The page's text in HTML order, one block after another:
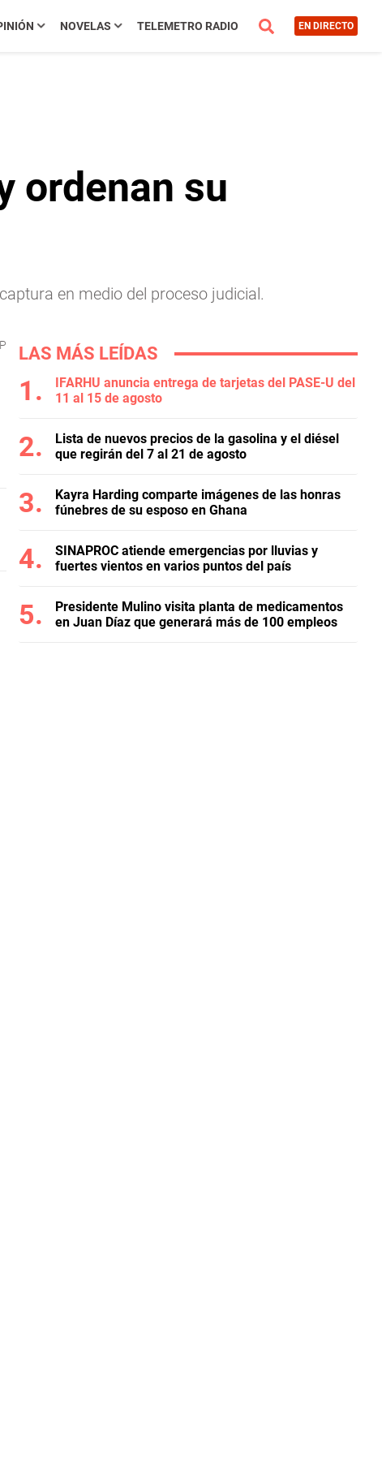
NOVELAS TELEMETRO RADIO EN DIRECTO
ordenan su
en medio del proceso judicial.
LAS MÁS LEÍDAS
IFARHU anuncia entrega de tarjetas del PASE-U del
11 al 15 de agosto
Lista de nuevos precios de la gasolina y el diésel
que regirán del 7 al 21 de agosto
Kayra Harding comparte imágenes de las honras
fúnebres de su esposo en Ghana
SINAPROC atiende emergencias por lluvias y
fuertes vientos en varios puntos del país
Presidente Mulino visita planta de medicamentos
en Juan Díaz que generará más de 100 empleos